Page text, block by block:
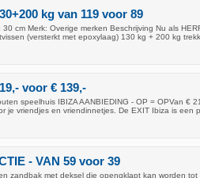
kg van 119 voor 89
cm Merk: Overige merken Beschrijving Nu als
(versterkt met epoxylaag) 130 kg + 200 kg
voor € 139,-
speelhuis IBIZA AANBIEDING - OP = OPVan €
je vriendjes en vriendinnetjes. De EXIT Ibiza is een
- VAN 59 voor 39
zandbak met deksel die opengklapt kan worden tot